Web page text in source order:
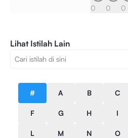
0 0 0
Lihat Istilah Lain
# A B C
F G H I
L M N O